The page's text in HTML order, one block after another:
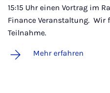
15:15 Uhr einen Vortrag im
Finance Veranstaltung. Wir
Teilnahme.
Mehr erfahren